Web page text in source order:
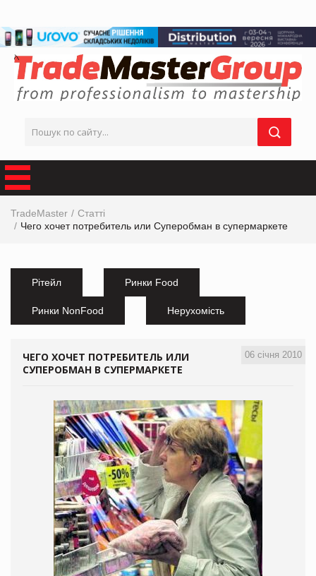
TradeMaster
Статті
Чего хочет потребитель или Суперобман в супермаркете
Рітейл Ринки Food
Ринки NonFood Нерухомість
06 січня 2010
ЧЕГО ХОЧЕТ ПОТРЕБИТЕЛЬ ИЛИ
СУПЕРОБМАН В СУПЕРМАРКЕТЕ